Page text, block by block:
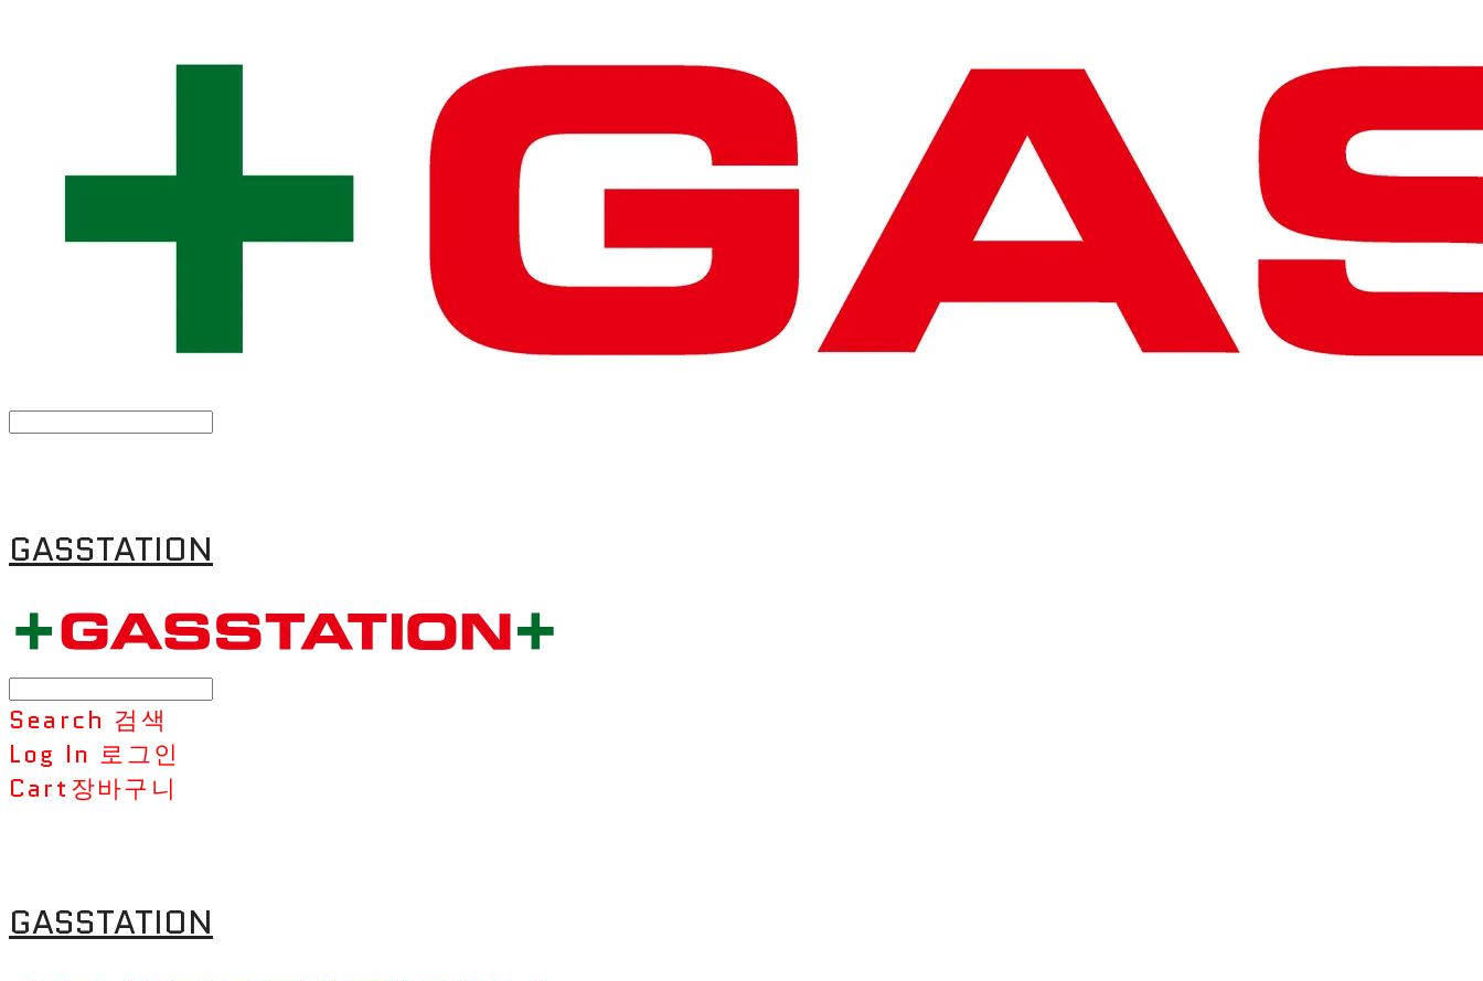
GASSTATION
Search 검색
Log In 로그인
Cart장바구니
GASSTATION